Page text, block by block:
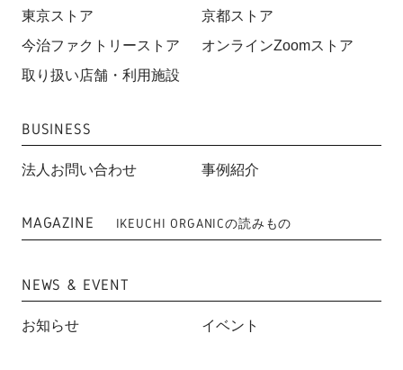
東京ストア
京都ストア
今治ファクトリーストア
オンラインZoomストア
取り扱い店舗・利用施設
BUSINESS
法人お問い合わせ 事例紹介
MAGAZINE IKEUCHI ORGANICの読みもの
NEWS & EVENT
お知らせ イベント